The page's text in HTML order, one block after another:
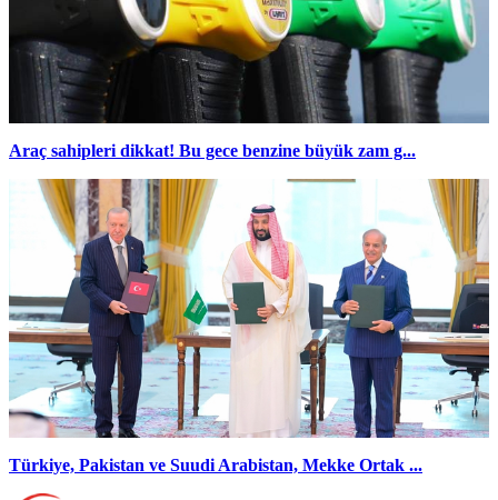
Araç sahipleri dikkat! Bu gece benzine büyük zam g...
Türkiye, Pakistan ve Suudi Arabistan, Mekke Ortak ...